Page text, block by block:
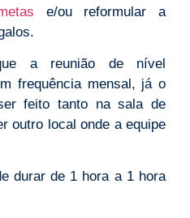
e/ou reformular a
a reunião de nível
frequência mensal, já o
feito tanto na sala de
outro local onde a equipe
durar de 1 hora a 1 hora